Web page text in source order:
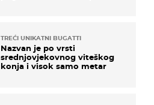
TREĆI UNIKATNI BUGATTI
Nazvan je po vrsti
srednjovjekovnog viteškog
konja i visok samo metar